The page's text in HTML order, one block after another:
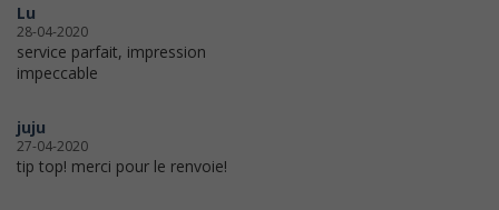
Lu
28-04-2020
service parfait, impression
impeccable
juju
27-04-2020
tip top! merci pour le renvoie!